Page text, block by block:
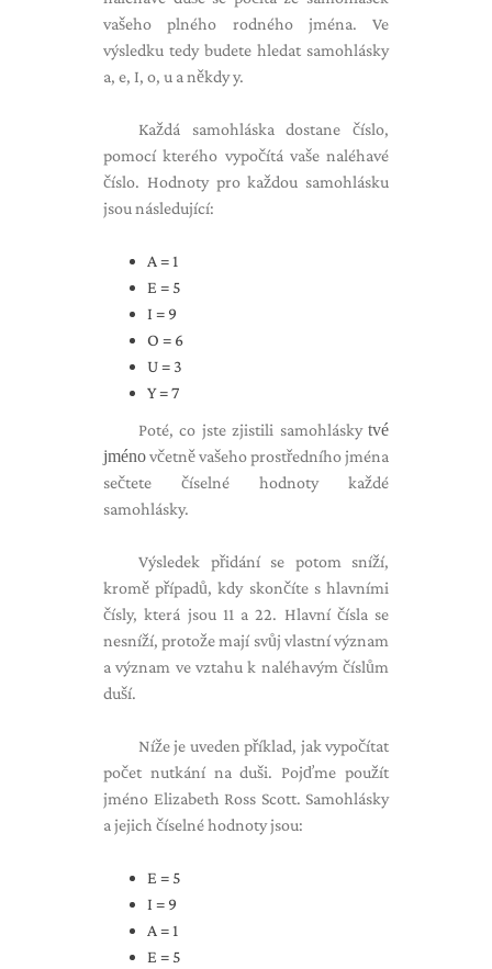
vašeho plného rodného jména. Ve
výsledku tedy budete hledat samohlásky
a, e, I, o, u a někdy y.
Každá samohláska dostane číslo,
pomocí kterého vypočítá vaše naléhavé
číslo. Hodnoty pro každou samohlásku
jsou následující:
A = 1
E = 5
I = 9
O = 6
U = 3
Y = 7
Poté, co jste zjistili samohlásky tvé
jménovčetně vašeho prostředního jména
sečtete číselné hodnoty každé
samohlásky.
Výsledek přidání se potom sníží,
kromě případů, kdy skončíte s hlavními
čísly, která jsou 11 a 22. Hlavní čísla se
nesníží, protože mají svůj vlastní význam
a význam ve vztahu k naléhavým číslům
duší.
Níže je uveden příklad, jak vypočítat
počet nutkání na duši. Pojďme použít
jméno Elizabeth Ross Scott. Samohlásky
a jejich číselné hodnoty jsou:
E = 5
I = 9
A = 1
E = 5